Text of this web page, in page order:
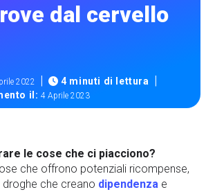
dal cervello
2022 | 4 minuti di lettura |
il:4 Aprile 2023
le cose che ci piacciono?
che offrono potenziali ricompense,
droghe che creano dipendenza e